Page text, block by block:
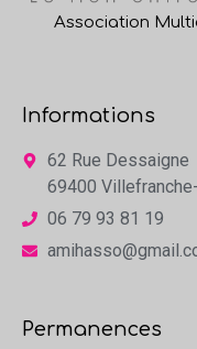
Association
Informations
62 Rue Dessaigne
69400
06 79 93 81 19
Permanences